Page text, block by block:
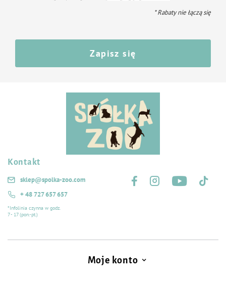
* Rabaty nie łączą się
Zapisz się
Kontakt
sklep@spolka-zoo.com
+ 48 727 657 657
*Infolinia czynna w godz.
7 - 17 (pon.-pt.)
Moje konto